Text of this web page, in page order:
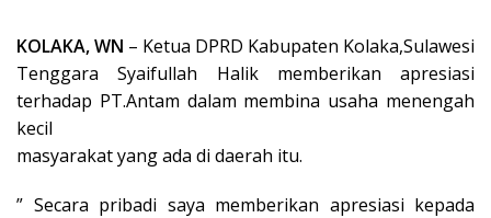
KOLAKA, WN – Ketua DPRD Kabupaten Kolaka,Sulawesi
Tenggara Syaifullah Halik memberikan apresiasi
terhadap PT.Antam dalam membina usaha menengah
kecil
masyarakat yang ada di daerah itu.
” Secara pribadi saya memberikan apresiasi kepada